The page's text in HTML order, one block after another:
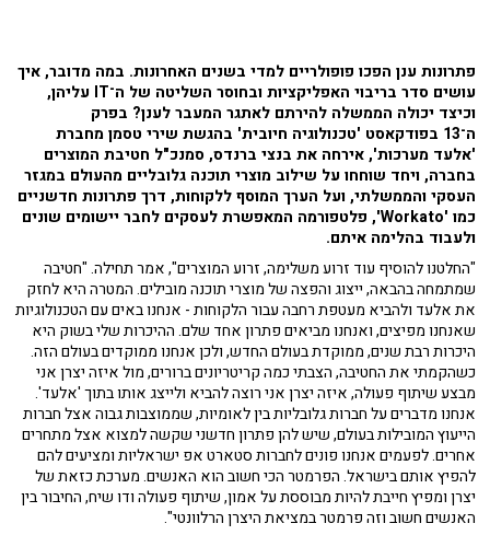
פתרונות ענן הפכו פופולריים למדי בשנים האחרונות. במה מדובר, איך
עושים סדר בריבוי האפליקציות ובחוסר השליטה של ה־IT עליהן,
וכיצד יכולה הממשלה להירתם לאתגר המעבר לענן? בפרק
ה־13 בפודקאסט 'טכנולוגיה חיובית' בהגשת שירי טסמן מחברת
'אלעד מערכות', אירחה את בנצי ברנדס, סמנכ"ל חטיבת המוצרים
בחברה, ויחד שוחחו על שילוב מוצרי תוכנה גלובליים מהעולם במגזר
העסקי והממשלתי, ועל הערך המוסף ללקוחות, דרך פתרונות חדשניים
כמו 'Workato', פלטפורמה המאפשרת לעסקים לחבר יישומים שונים
ולעבוד בהלימה איתם.
"החלטנו להוסיף עוד זרוע משלימה, זרוע המוצרים", אמר תחילה. "חטיבה
שמתמחה בהבאה, ייצוג והפצה של מוצרי תוכנה מובילים. המטרה היא לחזק
את אלעד ולהביא מעטפת רחבה עבור הלקוחות - אנחנו באים עם הטכנולוגיות
שאנחנו מפיצים, ואנחנו מביאים פתרון אחד שלם. ההיכרות שלי בשוק היא
היכרות רבת שנים, ממוקדת בעולם החדש, ולכן אנחנו ממוקדים בעולם הזה.
כשהקמתי את החטיבה, הצבתי כמה קריטריונים ברורים, מול איזה יצרן אני
מבצע שיתוף פעולה, איזה יצרן אני רוצה להביא ולייצג אותו בתוך 'אלעד'.
אנחנו מדברים על חברות גלובליות בין לאומיות, שממוצבות גבוה אצל חברות
הייעוץ המובילות בעולם, שיש להן פתרון חדשני שקשה למצוא אצל מתחרים
אחרים. לפעמים אנחנו פונים לחברות סטארט אפ ישראליות ומציעים להם
להפיץ אותם בישראל. הפרמטר הכי חשוב הוא האנשים. מערכת כזאת של
יצרן ומפיץ חייבת להיות מבוססת על אמון, שיתוף פעולה ודו שיח, החיבור בין
האנשים חשוב וזה פרמטר במציאת היצרן הרלוונטי".